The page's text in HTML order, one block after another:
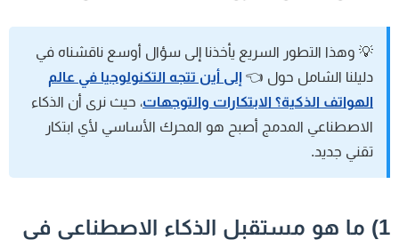
💡 وهذا التطور السريع يأخذنا إلى سؤال أوسع ناقشناه في
دليلنا الشامل حول 👈إلى أين تتجه التكنولوجيا في عالم
الهواتف الذكية؟ الابتكارات والتوجهات، حيث نرى أن الذكاء
الاصطناعي المدمج أصبح هو المحرك الأساسي لأي ابتكار
تقني جديد.
1) ما هو مستقبل الذكاء الاصطناعي في